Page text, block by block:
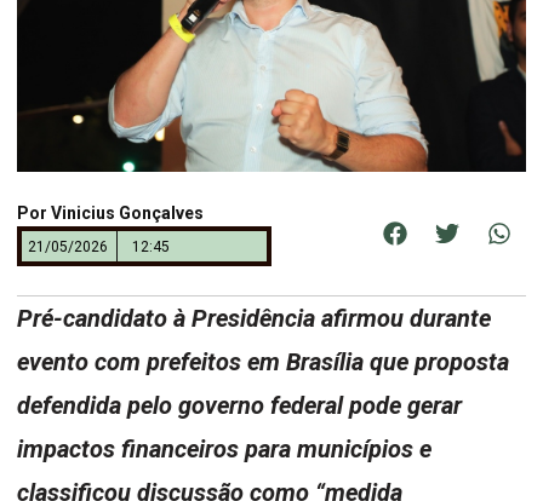
Por Vinicius Gonçalves
21/05/2026 12:45
Pré-candidato à Presidência afirmou durante
evento com prefeitos em Brasília que proposta
defendida pelo governo federal pode gerar
impactos financeiros para municípios e
classificou discussão como “medida